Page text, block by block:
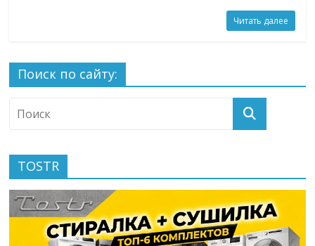
Читать далее
Поиск по сайту:
TOSTR